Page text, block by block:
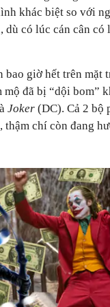
khác biệt so với
có lúc cán cân có
giờ hết trên mặt
đã bị “dội bom”
Joker (DC). Cả 2 bộ
chí còn đang